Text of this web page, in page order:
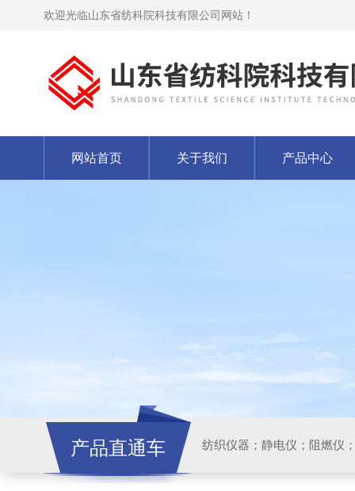
欢迎光临山东省纺科院科技有限公司网站！
网站首页 关于我们 产品中心
产品直通车 纺织仪器；静电仪；阻燃仪